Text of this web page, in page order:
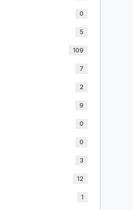
0
5
109
7
2
9
0
0
3
12
1